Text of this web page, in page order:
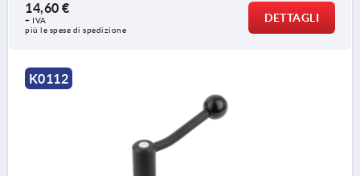
14,60 €
+ IVA
più le spese di spedizione
DETTAGLI
K0112